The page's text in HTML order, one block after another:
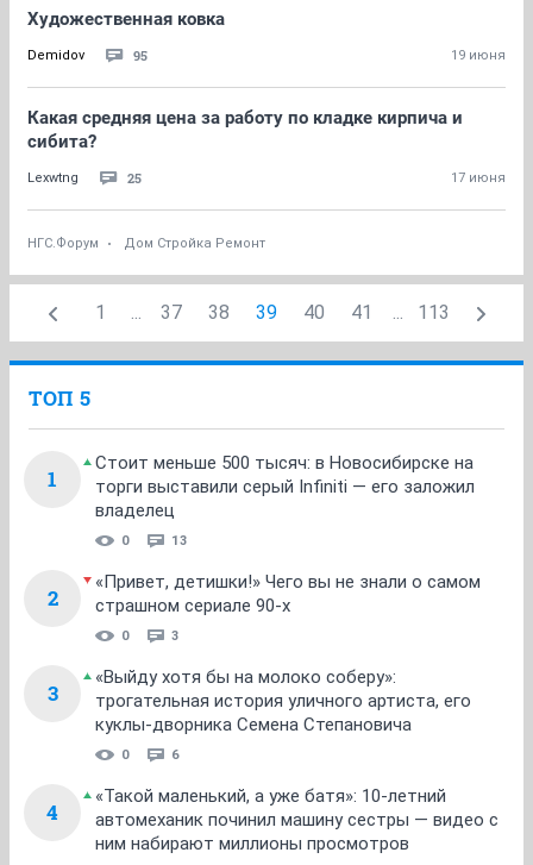
Художественная ковка
Demidov 95 19 июня
Какая средняя цена за работу по кладке кирпича и
сибита?
Lexwtng 25 17 июня
НГС.Форум Дом Стройка Ремонт
1 ... 37 38 39 40 41 ... 113
ТОП 5
1
Стоит меньше 500 тысяч: в Новосибирске на
торги выставили серый Infiniti — его заложил
владелец
0 13
2
«Привет, детишки!» Чего вы не знали о самом
страшном сериале 90-х
0 3
3
«Выйду хотя бы на молоко соберу»:
трогательная история уличного артиста, его
куклы-дворника Семена Степановича
0 6
4
«Такой маленький, а уже батя»: 10-летний
автомеханик починил машину сестры — видео с
ним набирают миллионы просмотров